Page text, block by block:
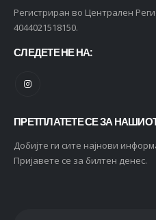
Регистриран во Централен
4044021518150.
СЛЕДЕТЕ НЕ НА:
ПРЕТПЛАТЕТЕ СЕ ЗА
Добијте ги сите најнови
Пријавете се за билтен денес.